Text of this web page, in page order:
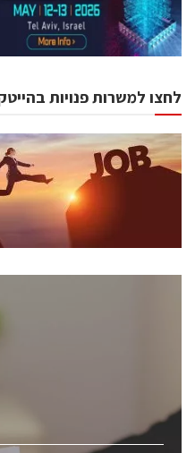
לחצו למשרות פנויות
לכל העוסקים בתעשיית